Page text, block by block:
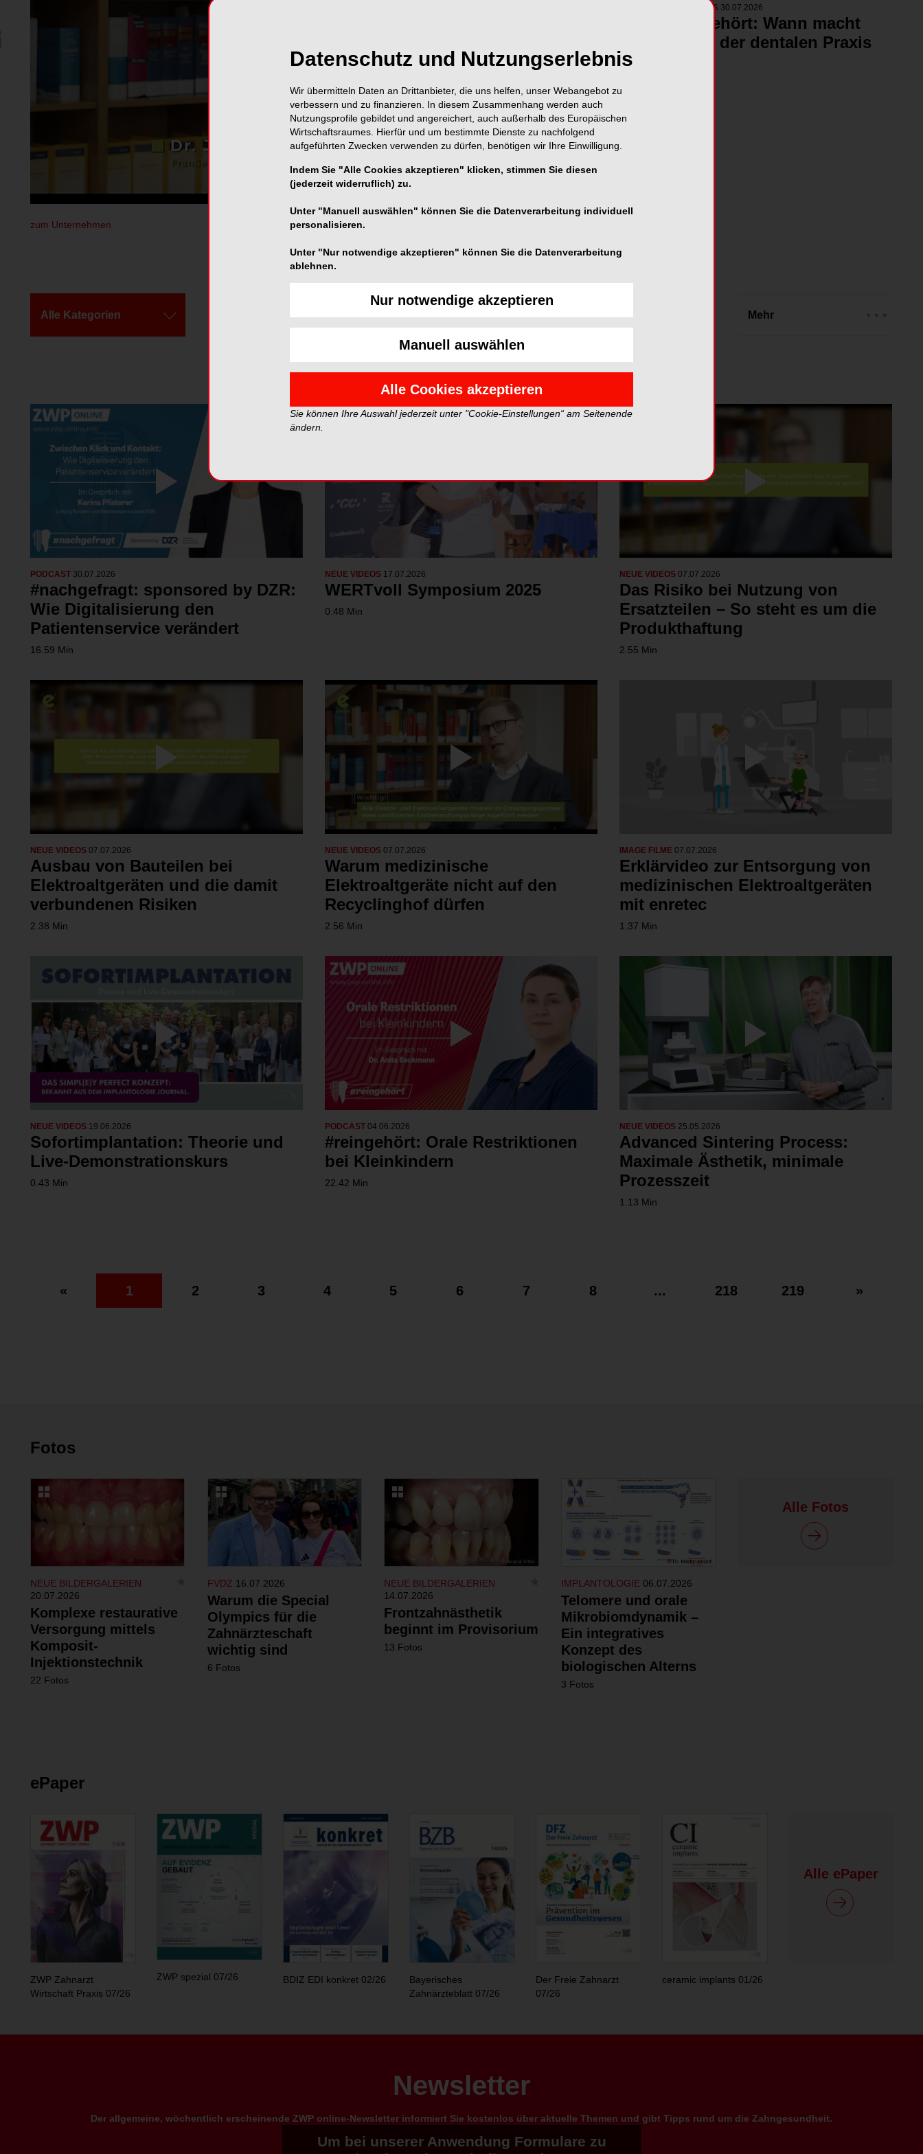
zum Unternehmen
NEUE VIDEOS 30.07.2026
#reingehört: Wann macht
DVT in der dentalen Praxis
Alle Kategorien Neue Videos Top Videos Mehr
PODCAST 30.07.2026
#nachgefragt: sponsored by DZR:
Wie Digitalisierung den
Patientenservice verändert
16.59 Min
NEUE VIDEOS 17.07.2026
WERTvoll Symposium 2025
0.48 Min
NEUE VIDEOS 07.07.2026
Das Risiko bei Nutzung von
Ersatzteilen – So steht es um die
Produkthaftung
2.55 Min
NEUE VIDEOS 07.07.2026
Ausbau von Bauteilen bei
Elektroaltgeräten und die damit
verbundenen Risiken
2.38 Min
NEUE VIDEOS 07.07.2026
Warum medizinische
Elektroaltgeräte nicht auf den
Recyclinghof dürfen
2.56 Min
IMAGE FILME 07.07.2026
Erklärvideo zur Entsorgung von
medizinischen Elektroaltgeräten
mit enretec
1.37 Min
NEUE VIDEOS 19.06.2026
Sofortimplantation: Theorie und
Live-Demonstrationskurs
0.43 Min
PODCAST 04.06.2026
#reingehört: Orale Restriktionen
bei Kleinkindern
22.42 Min
NEUE VIDEOS 25.05.2026
Advanced Sintering Process:
Maximale Ästhetik, minimale
Prozesszeit
1.13 Min
« 1 2 3 4 5 6 7 8 ... 218 219 »
Fotos
NEUE BILDERGALERIEN
20.07.2026
Komplexe restaurative
Versorgung mittels
Komposit-
Injektionstechnik
22 Fotos
FVDZ 16.07.2026
Warum die Special
Olympics für die
Zahnärzteschaft
wichtig sind
6 Fotos
NEUE BILDERGALERIEN
14.07.2026
Frontzahnästhetik
beginnt im Provisorium
13 Fotos
IMPLANTOLOGIE 06.07.2026
Telomere und orale
Mikrobiomdynamik –
Ein integratives
Konzept des
biologischen Alterns
3 Fotos
Alle Fotos
ePaper
ZWP Zahnarzt
Wirtschaft Praxis 07/26
ZWP spezial 07/26 BDIZ EDI konkret 02/26
Bayerisches
Zahnärzteblatt 07/26
Der Freie Zahnarzt
07/26
ceramic implants 01/26
Alle ePaper
Newsletter
Der allgemeine, wöchentlich erscheinende ZWP online-Newsletter informiert Sie kostenlos über aktuelle Themen und gibt Tipps rund um die Zahngesundheit.
Um bei unserer Anwendung Formulare zu
Datenschutz und Nutzungserlebnis
Wir übermitteln Daten an Drittanbieter, die uns helfen, unser Webangebot zu
verbessern und zu finanzieren. In diesem Zusammenhang werden auch
Nutzungsprofile gebildet und angereichert, auch außerhalb des Europäischen
Wirtschaftsraumes. Hierfür und um bestimmte Dienste zu nachfolgend
aufgeführten Zwecken verwenden zu dürfen, benötigen wir Ihre Einwilligung.
Indem Sie "Alle Cookies akzeptieren" klicken, stimmen Sie diesen
(jederzeit widerruflich) zu.
Unter "Manuell auswählen" können Sie die Datenverarbeitung individuell
personalisieren.
Unter "Nur notwendige akzeptieren" können Sie die Datenverarbeitung
ablehnen.
Nur notwendige akzeptieren
Manuell auswählen
Alle Cookies akzeptieren
Sie können Ihre Auswahl jederzeit unter "Cookie-Einstellungen“ am Seitenende
ändern.